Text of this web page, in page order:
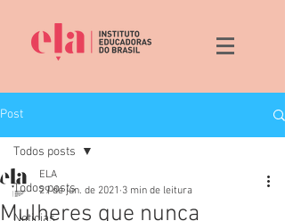
Post
Todos posts
Todos posts
Mulheres que nunca
ELA
29 de jun. de 2021 3 min de leitura